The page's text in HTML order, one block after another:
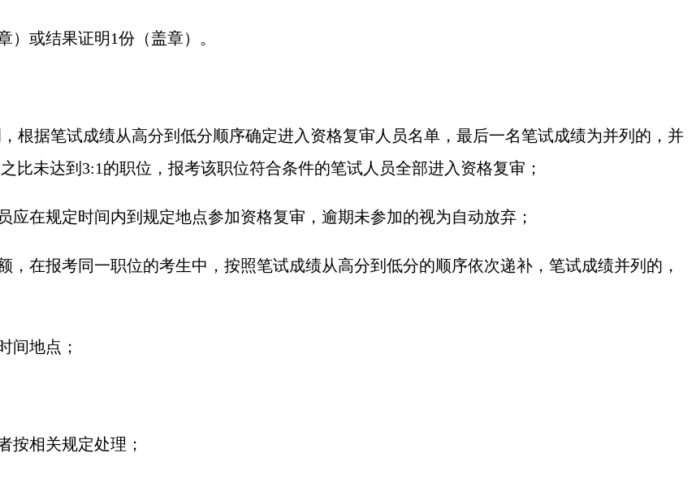
或结果证明1份（盖章）。
根据笔试成绩从高分到低分顺序确定进入资格复审人员名单，最后一名笔试成绩为并列的，并
比未达到3:1的职位，报考该职位符合条件的笔试人员全部进入资格复审；
在规定时间内到规定地点参加资格复审，逾期未参加的视为自动放弃；
，在报考同一职位的考生中，按照笔试成绩从高分到低分的顺序依次递补，笔试成绩并列的，
间地点；
按相关规定处理；